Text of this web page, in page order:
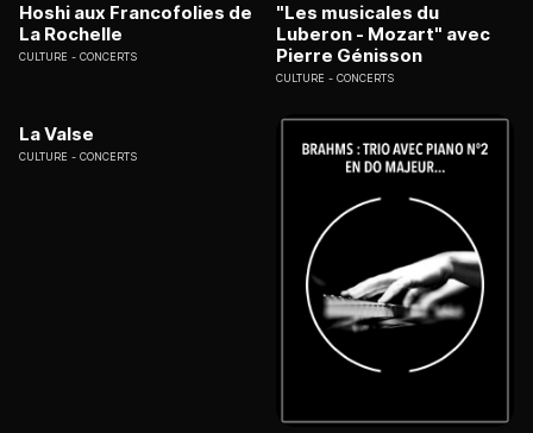
Hoshi aux Francofolies de
La Rochelle
CULTURE CONCERTS
"Les musicales du
Luberon - Mozart" avec
Pierre Génisson
CULTURE CONCERTS
La Valse
CULTURE CONCERTS